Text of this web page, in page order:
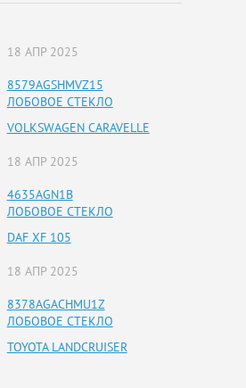
18 АПР 2025
8579AGSHMVZ15
ЛОБОВОЕ СТЕКЛО
VOLKSWAGEN CARAVELLE
18 АПР 2025
4635AGN1B
ЛОБОВОЕ СТЕКЛО
DAF XF 105
18 АПР 2025
8378AGACHMU1Z
ЛОБОВОЕ СТЕКЛО
TOYOTA LANDCRUISER